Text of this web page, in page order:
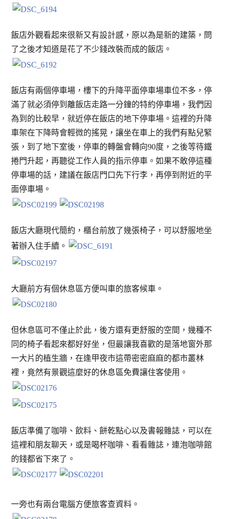
飯店外觀看起來很新又有設計感，原以為是新的建築，問
了之後才知道是花了不少錢改裝而成的飯店。
飯店有兩個停車場，樓下的升降平面停車場車位不多，停
滿了就必須停到離飯店走路一分鐘的特約停車場，我們因
為到的比較早，就近停在飯店的地下停車場。這裡的升降
車架在下降時會輕微的搖晃，讓坐在車上的我們有點兒緊
張，到了地下室後，停車的轉盤會轉向90度，之後等待鐵
捲門升起，再聽從工作人員的指示停車。如果不敢停這種
停車場的話，建議在飯店門口先下行李，再停到附近的平
面停車場。
飯店大廳現代簡約，櫃台前放了幾張椅子，可以舒服地坐
著辦入住手續。
大廳前方有個休息區方便叫車的旅客候車。
但休息區可不僅止於此，後方還有更舒服的空間，幾種不
同的椅子看起來都好好坐，但最讓我喜歡的是落地窗外那
一大片的植生牆，在逢甲夜市這帶密密麻麻的都市叢林
裡，竟然有景觀這麼好的休息區免費讓住客使用。
飯店準備了咖啡、飲料、餅乾點心以及書報雜誌，可以在
這裡和朋友聊天，或是喝杯咖啡、看看雜誌，連泡咖啡館
的錢都省下來了。
一旁也有兩台電腦方便旅客查資料。